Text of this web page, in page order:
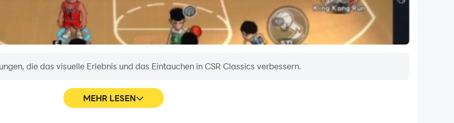
die das visuelle Erlebnis und das Eintauchen in CSR Classics verbessern.
MEHR LESEN